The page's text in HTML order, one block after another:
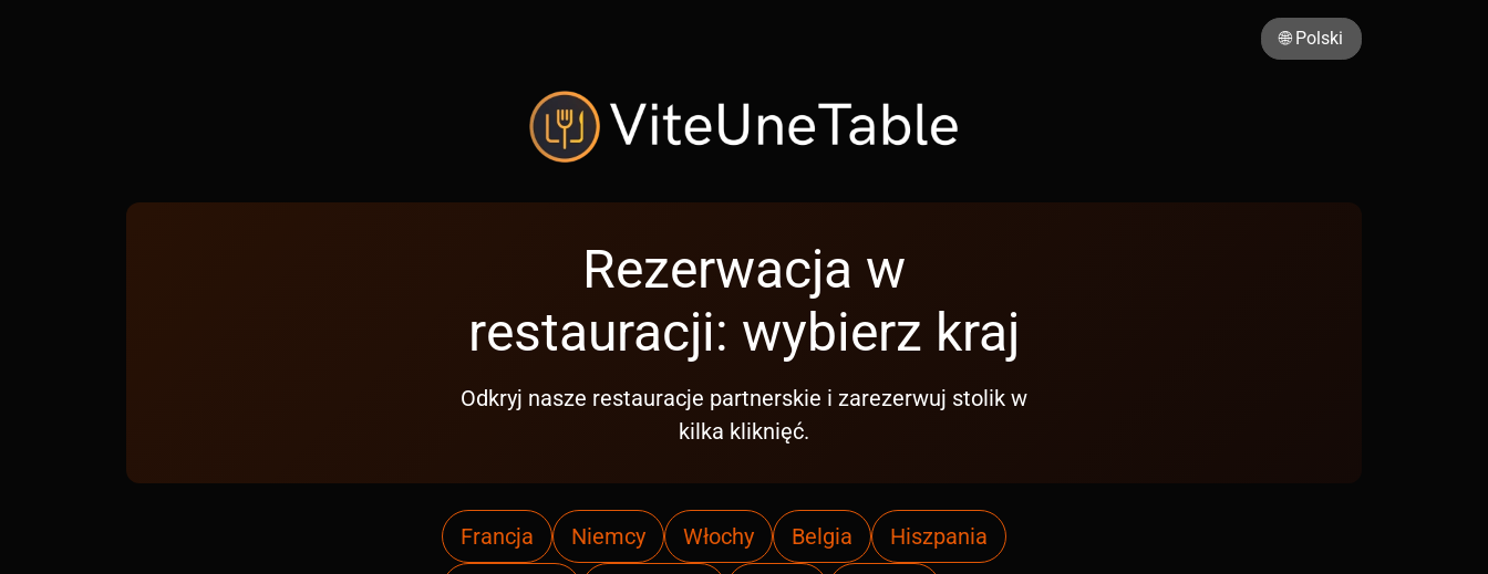
🌐 Polski
Rezerwacja w
restauracji: wybierz kraj
Odkryj nasze restauracje partnerskie i zarezerwuj stolik w
kilka kliknięć.
Francja Niemcy Włochy Belgia
Hiszpania